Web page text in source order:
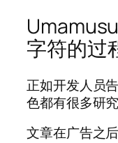
字符的过
正如开发人员
色都有很多研究
文章在广告之